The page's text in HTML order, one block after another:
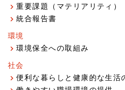
重要課題（マテリアリティ）
統合報告書
環境
環境保全への取組み
社会
便利な暮らしと健康的な生活